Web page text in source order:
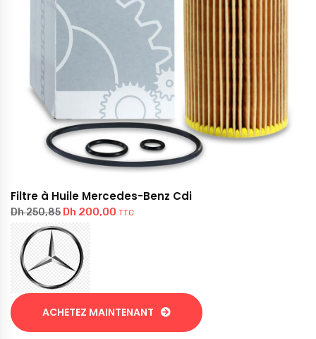
Filtre à Huile Mercedes-Benz Cdi
Dh250,85 Dh 200,00 TTC
ACHETEZ MAINTENANT